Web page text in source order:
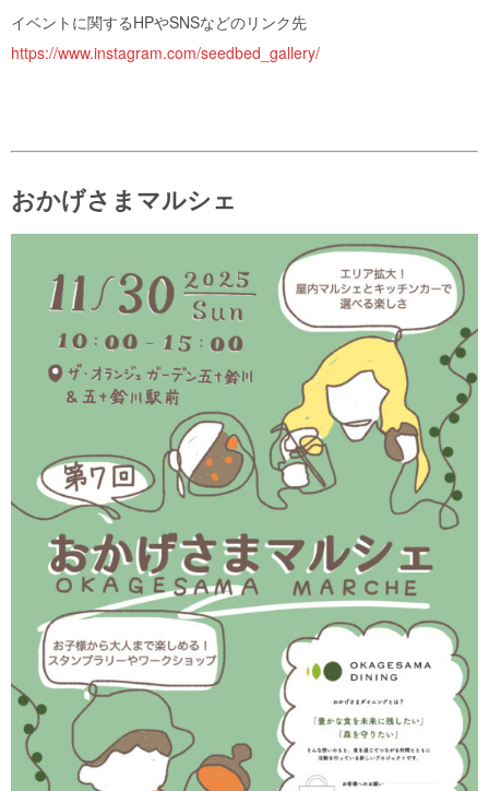
イベントに関するHPやSNSなどのリンク先
https://www.instagram.com/seedbed_gallery/
おかげさまマルシェ